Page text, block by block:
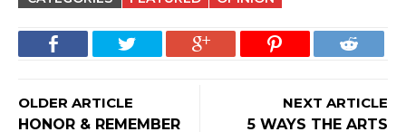
OLDER ARTICLE
HONOR & REMEMBER
NEXT ARTICLE
5 WAYS THE ARTS